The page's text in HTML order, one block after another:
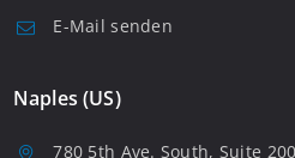
E-Mail senden
Naples (US)
780 5th Ave. South, Suite